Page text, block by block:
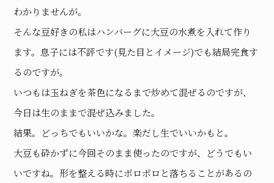
わかりませんが。
そんな豆好きの私はハンバーグに大豆の水煮を入れて作り
ます。息子には不評です(見た目とイメージ)でも結局完食す
るのですが。
いつもは玉ねぎを茶色になるまで炒めて混ぜるのですが、
今日は生のままで混ぜ込みました。
結果。どっちでもいいかな。楽だし生でいいかもと。
大豆も砕かずに今回そのまま使ったのですが、どうでもい
いですね。形を整える時にポロポロと落ちることがあるの